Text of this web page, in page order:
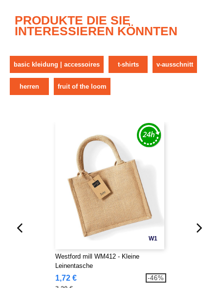
PRODUKTE DIE SIE
INTERESSIEREN KÖNNTEN
basic kleidung | accessoires t-shirts v-ausschnitt
herren fruit of the loom
W1
Westford mill WM412 - Kleine
Leinentasche
1,72 € -46%